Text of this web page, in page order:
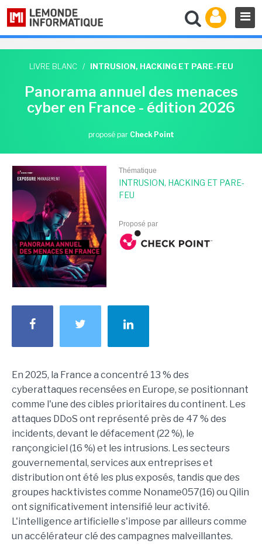
LIVRE BLANC / INTRUSION, HACKING ET PARE-FEU
Panorama annuel des menaces
cyber en France - édition 2026
proposé par Check Point
Thématique
INTRUSION, HACKING ET PARE-
FEU
Proposé par
En 2025, la France a concentré 13 % des
cyberattaques recensées en Europe, se positionnant
comme l'une des cibles prioritaires du continent. Les
attaques DDoS ont représenté près de 47 % des
incidents, devant le défacement (22 %), le
rançongiciel (16 %) et les intrusions. Les secteurs
gouvernemental, services aux entreprises et
distribution ont été les plus exposés, tandis que des
groupes hacktivistes comme Noname057(16) ou Qilin
ont significativement intensifié leur activité.
L'intelligence artificielle s'impose par ailleurs comme
un accélérateur clé des campagnes malveillantes.